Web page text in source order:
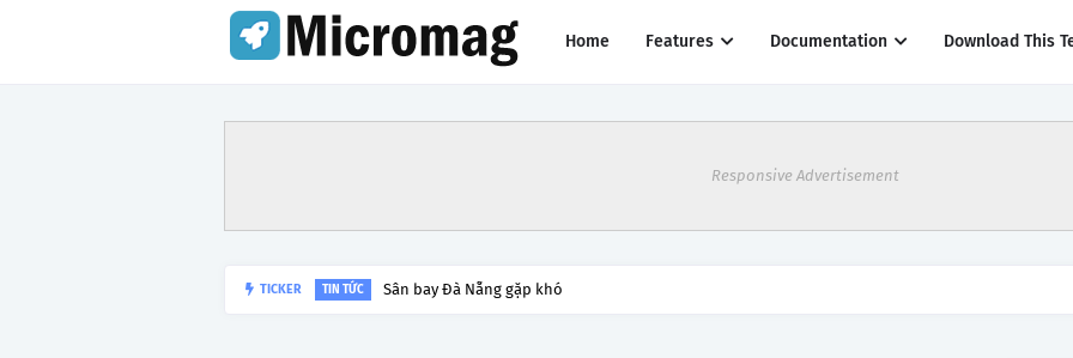
Home Features Documentation Download This
Responsive Advertisement
TICKER TIN TỨC Sân bay Đà Nẵng gặp khó